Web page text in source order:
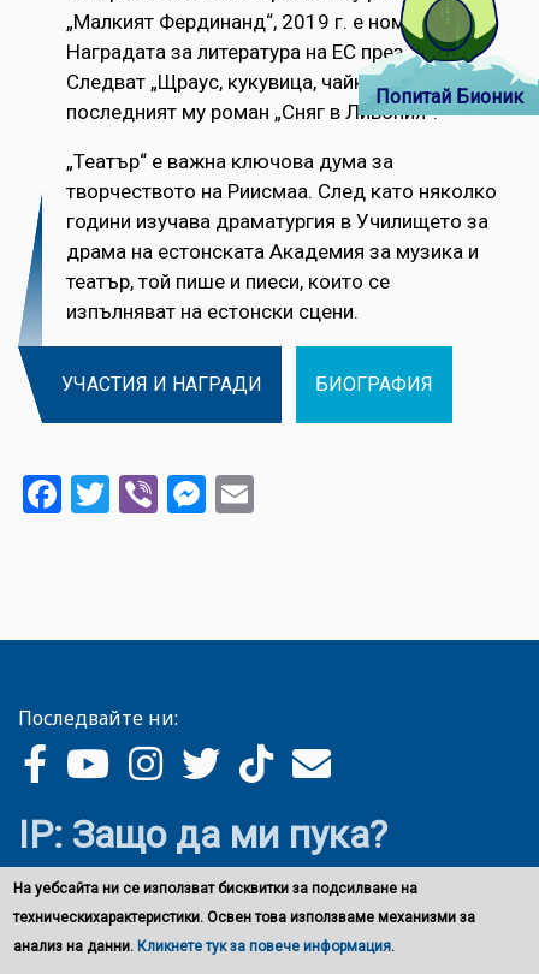
„Малкият Фердинанд“, 2019 г. е номиниран за
Наградата за литература на ЕС през 2020 г.
Следват „Щраус, кукувица, чайка“ и
последният му роман „Сняг в Ливония“.
„Театър“ е важна ключова дума за
творчеството на Риисмаа. След като няколко
години изучава драматургия в Училището за
драма на естонската Академия за музика и
театър, той пише и пиеси, които се
изпълняват на естонски сцени.
УЧАСТИЯ И НАГРАДИ БИОГРАФИЯ
Facebook
Twitter
ViberMessenger
Попитай Бионик
Последвайте ни:
IP: Защо да ми пука?
На уебсайта ни се използват бисквитки за подсилване на
техническихарактеристики. Освен това използваме механизми за
анализ на данни. Кликнете тук за повече информация.